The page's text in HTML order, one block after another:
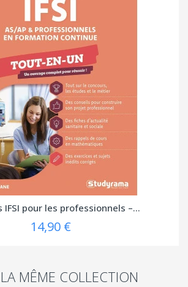
IFSI pour les professionnels –...
14,90 €
LA MÊME COLLECTION